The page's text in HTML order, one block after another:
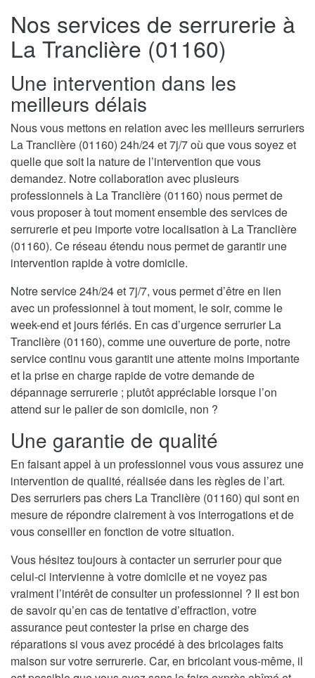
Nos services de serrurerie à
La Tranclière (01160)
Une intervention dans les
meilleurs délais
Nous vous mettons en relation avec les meilleurs serruriers
La Tranclière (01160) 24h/24 et 7j/7 où que vous soyez et
quelle que soit la nature de l’intervention que vous
demandez. Notre collaboration avec plusieurs
professionnels à La Tranclière (01160) nous permet de
vous proposer à tout moment ensemble des services de
serrurerie et peu importe votre localisation à La Tranclière
(01160). Ce réseau étendu nous permet de garantir une
intervention rapide à votre domicile.
Notre service 24h/24 et 7j/7, vous permet d’être en lien
avec un professionnel à tout moment, le soir, comme le
week-end et jours fériés. En cas d’urgence serrurier La
Tranclière (01160), comme une ouverture de porte, notre
service continu vous garantit une attente moins importante
et la prise en charge rapide de votre demande de
dépannage serrurerie ; plutôt appréciable lorsque l’on
attend sur le palier de son domicile, non ?
Une garantie de qualité
En faisant appel à un professionnel vous vous assurez une
intervention de qualité, réalisée dans les règles de l’art.
Des serruriers pas chers La Tranclière (01160) qui sont en
mesure de répondre clairement à vos interrogations et de
vous conseiller en fonction de votre situation.
Vous hésitez toujours à contacter un serrurier pour que
celui-ci intervienne à votre domicile et ne voyez pas
vraiment l’intérêt de consulter un professionnel ? Il est bon
de savoir qu’en cas de tentative d’effraction, votre
assurance peut contester la prise en charge des
réparations si vous avez procédé à des bricolages faits
maison sur votre serrurerie. Car, en bricolant vous-même, il